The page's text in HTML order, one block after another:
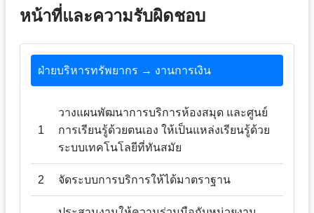
หน้าที่และความรับผิดชอบ
ฝ่ายบริหารทรัพยากร → งานการเงิน
1
วางแผนพัฒนาการบริการห้องสมุด และศูนย์
การเรียนรู้ด้วยตนเอง ให้เป็นแหล่งเรียนรู้ด้วย
ระบบเทคโนโลยีที่ทันสมัย
2 จัดระบบการบริการให้ได้มาตราฐาน